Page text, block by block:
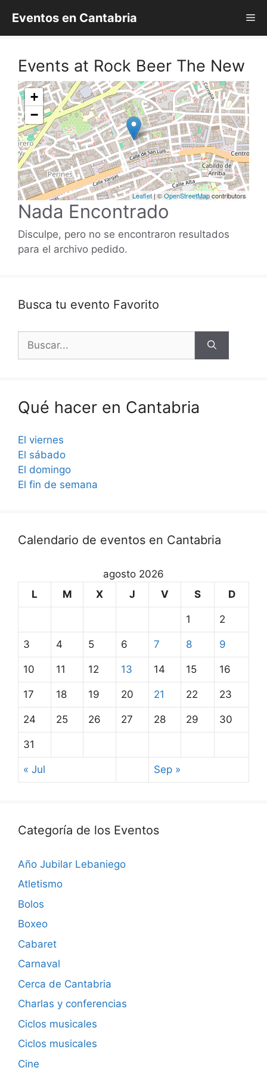
contenido
Eventos en Cantabria
Events at Rock Beer The New
+
−
Leaflet| ©OpenStreetMapcontributors
Nada Encontrado
Disculpe, pero no se encontraron resultados
para el archivo pedido.
Busca tu evento Favorito
Buscar:
Qué hacer en Cantabria
El viernes
El sábado
El domingo
El fin de semana
Calendario de eventos en Cantabria
agosto 2026
L
M X J V S D
1 2
3 4 5 6 7 8 9
10 11 12 13 14 15 16
17 18 19 20 21 22 23
24 25 26 27 28 29 30
31
« Jul Sep »
Categoría de los Eventos
Año Jubilar Lebaniego
Atletismo
Bolos
Boxeo
Cabaret
Carnaval
Cerca de Cantabria
Charlas y conferencias
Ciclos musicales
Ciclos musicales
Cine